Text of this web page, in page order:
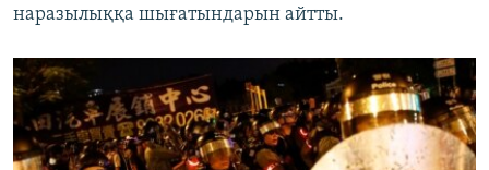
наразылыққа шығатындарын айтты.